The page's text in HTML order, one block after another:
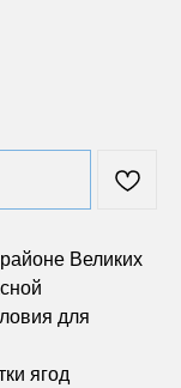
Великих
для
ягод